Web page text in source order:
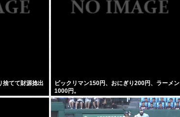
捨てて財源捻出
ビックリマン150円、おにぎり200円、ラーメン
1000円。